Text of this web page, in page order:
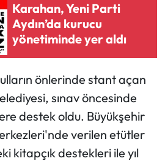
Karahan, Yeni Parti
Aydın’da kurucu
yönetiminde yer aldı
önlerinde stant açan
sınav öncesinde
destek oldu. Büyükşehir
verilen etütler
kitapçık destekleri ile yıl